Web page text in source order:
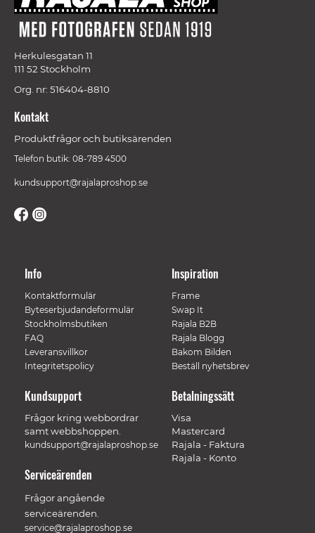
Herkulesgatan 11
111 52 Stockholm
Org. nr: 516404-8810
Kontakt
Produktfrågor och butiksärenden
Telefon butik: 08-789 4500
kundsupport@rajalaproshop.se
Info
Kontaktformulär
Byteserbjudandeformulär
Stockholmsbutiken
FAQ
Leveransvillkor
Integritetspolicy
Inspiration
Frame
Swap It
Rajala B2B
Rajala Blogg
Bakom Bilden
Beställ nyhetsbrev
Betalningssätt
Visa
Mastercard
Rajala - Faktura
Rajala - Konto
Kundsupport
Frågor kring webbordrar
samt webbshoppen.
kundsupport@rajalaproshop.se
Serviceärenden
Frågor angående
serviceärenden.
service@rajalaproshop.se